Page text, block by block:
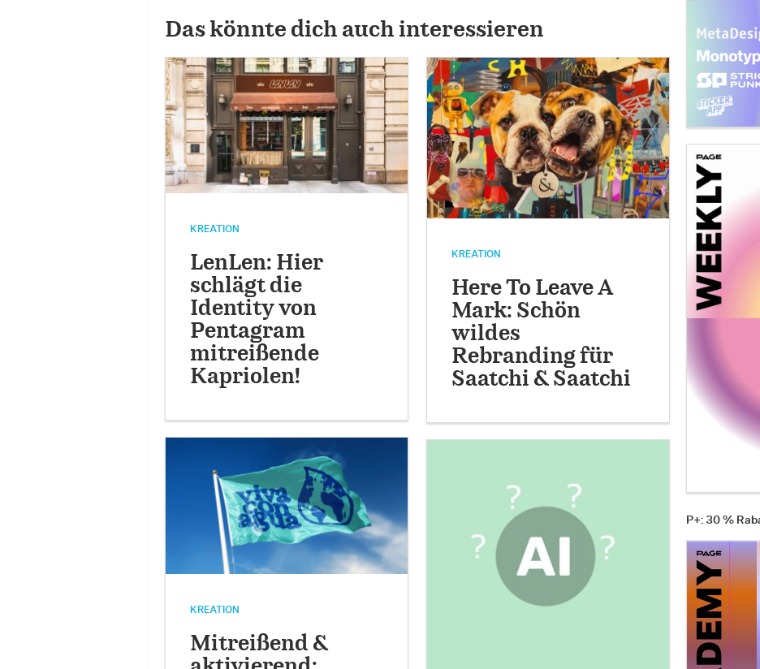
Das könnte dich auch interessieren
KREATION
LenLen: Hier
schlägt die
Identity von
Pentagram
mitreißende
Kapriolen!
KREATION
Here To Leave A
Mark: Schön
wildes
Rebranding für
Saatchi & Saatchi
KREATION
Mitreißend &
P+: 30 %